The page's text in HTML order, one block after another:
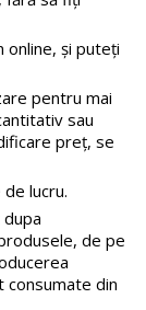
online, și puteți
pentru mai
sau
preț, se
lucru.
de pe
consumate din